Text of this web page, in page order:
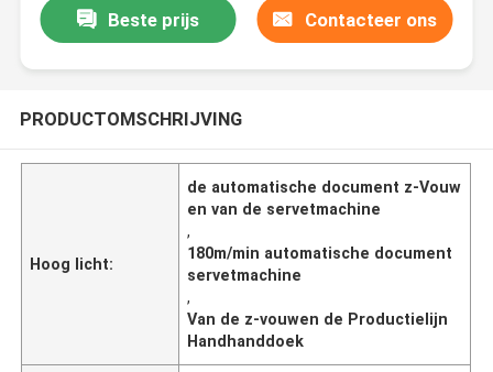
Beste prijs Contacteer ons
PRODUCTOMSCHRIJVING
Hoog licht:
de automatische document z-Vouw
en van de servetmachine
,
180m/min automatische document
servetmachine
,
Van de z-vouwen de Productielijn
Handhanddoek